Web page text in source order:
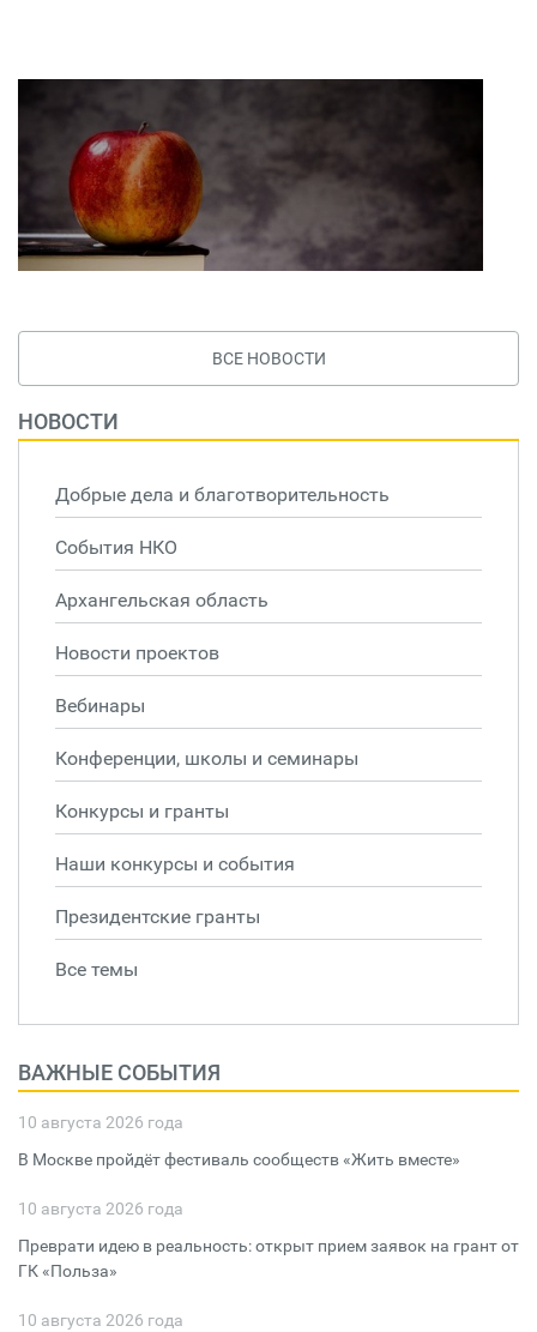
ВСЕ НОВОСТИ
НОВОСТИ
Добрые дела и благотворительность
События НКО
Архангельская область
Новости проектов
Вебинары
Конференции, школы и семинары
Конкурсы и гранты
Наши конкурсы и события
Президентские гранты
Все темы
ВАЖНЫЕ СОБЫТИЯ
10 августа 2026 года
В Москве пройдёт фестиваль сообществ «Жить вместе»
10 августа 2026 года
Преврати идею в реальность: открыт прием заявок на грант от
ГК «Польза»
10 августа 2026 года